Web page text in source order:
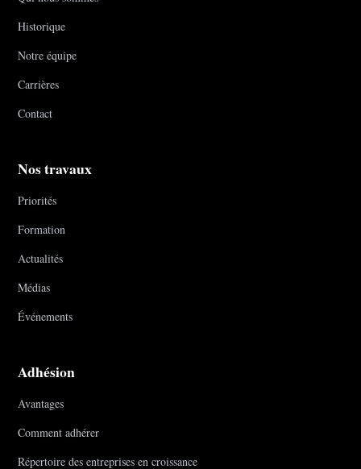
Historique
Notre équipe
Carrières
Contact
Nos travaux
Priorités
Formation
Actualités
Médias
Événements
Adhésion
Avantages
Comment adhérer
Répertoire des entreprises en croissance